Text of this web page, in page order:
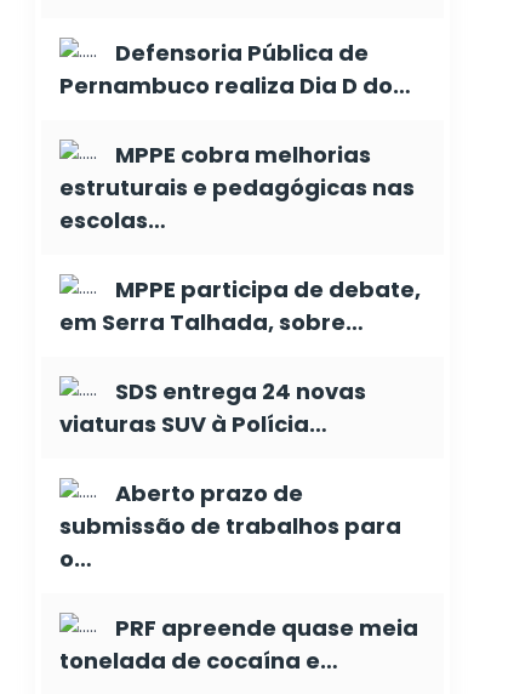
Defensoria Pública de
Pernambuco realiza Dia D do…
MPPE cobra melhorias
estruturais e pedagógicas nas
escolas…
MPPE participa de debate,
em Serra Talhada, sobre…
SDS entrega 24 novas
viaturas SUV à Polícia…
Aberto prazo de
submissão de trabalhos para
o…
PRF apreende quase meia
tonelada de cocaína e…